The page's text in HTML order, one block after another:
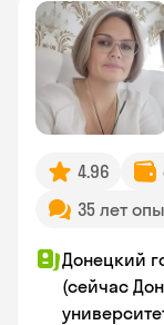
4.96
35 лет
Донецкий
(сейчас